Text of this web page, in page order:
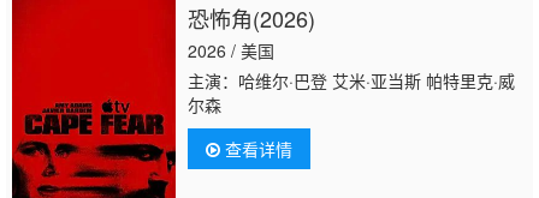
恐怖角(2026)
2026 / 美国
主演：哈维尔·巴登 艾米·亚当斯 帕特里克·威
尔森
查看详情